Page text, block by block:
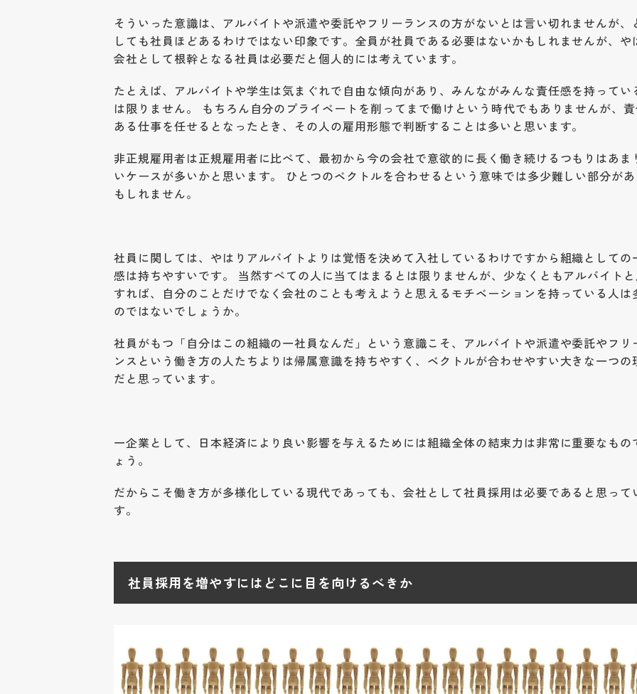
そういった意識は、アルバイトや派遣や委託やフリーランスの方がないとは言い切れませんが、
しても社員ほどあるわけではない印象です。全員が社員である必要はないかもしれませんが、や
会社として根幹となる社員は必要だと個人的には考えています。
たとえば、アルバイトや学生は気まぐれで自由な傾向があり、みんながみんな責任感を持ってい
は限りません。 もちろん自分のプライベートを削ってまで働けという時代でもありませんが、
ある仕事を任せるとなったとき、その人の雇用形態で判断することは多いと思います。
非正規雇用者は正規雇用者に比べて、最初から今の会社で意欲的に長く働き続けるつもりはあま
いケースが多いかと思います。 ひとつのベクトルを合わせるという意味では多少難しい部分が
もしれません。
社員に関しては、やはりアルバイトよりは覚悟を決めて入社しているわけですから組織としての
感は持ちやすいです。 当然すべての人に当てはまるとは限りませんが、少なくともアルバイト
すれば、自分のことだけでなく会社のことも考えようと思えるモチベーションを持っている人は
のではないでしょうか。
社員がもつ「自分はこの組織の一社員なんだ」という意識こそ、アルバイトや派遣や委託やフリ
ンスという働き方の人たちよりは帰属意識を持ちやすく、ベクトルが合わせやすい大きな一つの
だと思っています。
一企業として、日本経済により良い影響を与えるためには組織全体の結束力は非常に重要なもの
ょう。
だからこそ働き方が多様化している現代であっても、会社として社員採用は必要であると思って
す。
社員採用を増やすにはどこに目を向けるべきか